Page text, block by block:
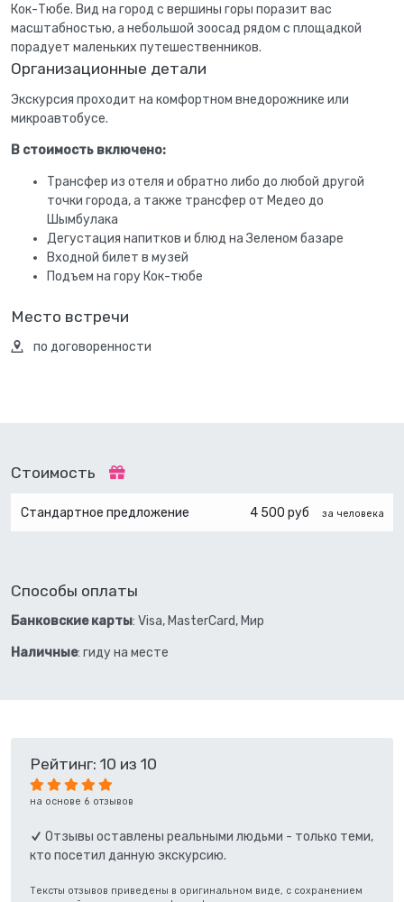
Кок-Тюбе. Вид на город с вершины горы поразит вас
масштабностью, а небольшой зоосад рядом с площадкой
порадует маленьких путешественников.
Организационные детали
Экскурсия проходит на комфортном внедорожнике или
микроавтобусе.
В стоимость включено:
Трансфер из отеля и обратно либо до любой другой
точки города, а также трансфер от Медео до
Шымбулака
Дегустация напитков и блюд на Зеленом базаре
Входной билет в музей
Подъем на гору Кок-тюбе
Место встречи
по договоренности
Стоимость
Стандартное предложение 4 500 руб за человека
Способы оплаты
Банковские карты: Visa, MasterCard, Мир
Наличные: гиду на месте
Рейтинг: 10 из 10
на основе 6 отзывов
Отзывы оставлены реальными людьми - только теми,
кто посетил данную экскурсию.
Тексты отзывов приведены в оригинальном виде, с сохранением